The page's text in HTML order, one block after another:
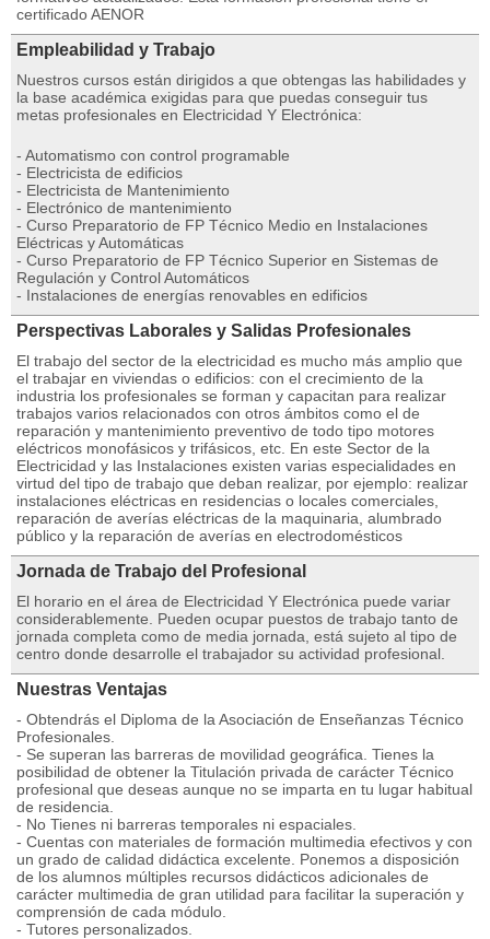
certificado AENOR
Empleabilidad y Trabajo
Nuestros cursos están dirigidos a que obtengas las habilidades y
la base académica exigidas para que puedas conseguir tus
metas profesionales en Electricidad Y Electrónica:
- Automatismo con control programable
- Electricista de edificios
- Electricista de Mantenimiento
- Electrónico de mantenimiento
- Curso Preparatorio de FP Técnico Medio en Instalaciones
Eléctricas y Automáticas
- Curso Preparatorio de FP Técnico Superior en Sistemas de
Regulación y Control Automáticos
- Instalaciones de energías renovables en edificios
Perspectivas Laborales y Salidas Profesionales
El trabajo del sector de la electricidad es mucho más amplio que
el trabajar en viviendas o edificios: con el crecimiento de la
industria los profesionales se forman y capacitan para realizar
trabajos varios relacionados con otros ámbitos como el de
reparación y mantenimiento preventivo de todo tipo motores
eléctricos monofásicos y trifásicos, etc. En este Sector de la
Electricidad y las Instalaciones existen varias especialidades en
virtud del tipo de trabajo que deban realizar, por ejemplo: realizar
instalaciones eléctricas en residencias o locales comerciales,
reparación de averías eléctricas de la maquinaria, alumbrado
público y la reparación de averías en electrodomésticos
Jornada de Trabajo del Profesional
El horario en el área de Electricidad Y Electrónica puede variar
considerablemente. Pueden ocupar puestos de trabajo tanto de
jornada completa como de media jornada, está sujeto al tipo de
centro donde desarrolle el trabajador su actividad profesional.
Nuestras Ventajas
- Obtendrás el Diploma de la Asociación de Enseñanzas Técnico
Profesionales.
- Se superan las barreras de movilidad geográfica. Tienes la
posibilidad de obtener la Titulación privada de carácter Técnico
profesional que deseas aunque no se imparta en tu lugar habitual
de residencia.
- No Tienes ni barreras temporales ni espaciales.
- Cuentas con materiales de formación multimedia efectivos y con
un grado de calidad didáctica excelente. Ponemos a disposición
de los alumnos múltiples recursos didácticos adicionales de
carácter multimedia de gran utilidad para facilitar la superación y
comprensión de cada módulo.
- Tutores personalizados.